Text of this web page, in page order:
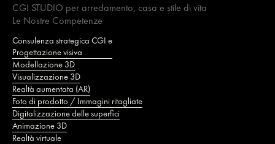
CGI STUDIO per arredamento, casa e stile di vita
Le Nostre Competenze
Consulenza strategica CGI e
Progettazione visiva
Modellazione 3D
Visualizzazione 3D
Realtà aumentata (AR)
Foto di prodotto / Immagini ritagliate
Digitalizzazione delle superfici
Animazione 3D
Realtà virtuale